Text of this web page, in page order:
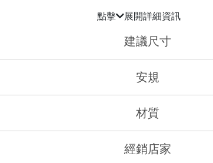
點擊 展開詳細資訊
建議尺寸
安規
材質
經銷店家